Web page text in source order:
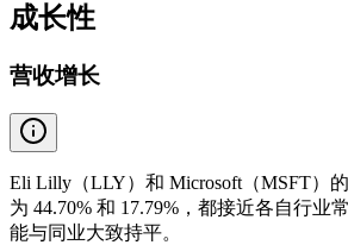
成长性
营收增长
Eli Lilly（LLY）和 Microsoft（MSFT）
为 44.70% 和 17.79%，都接近各自行
能与同业大致持平。